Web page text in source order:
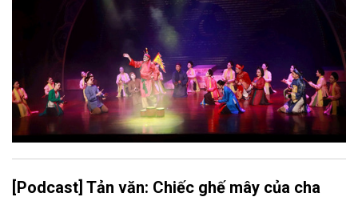
phát triển, thành sức mạnh mềm, thành động lực sáng tạo,
thành năng lực cạnh tranh của Thủ đô.
[Podcast] Tản văn: Chiếc ghế mây của cha